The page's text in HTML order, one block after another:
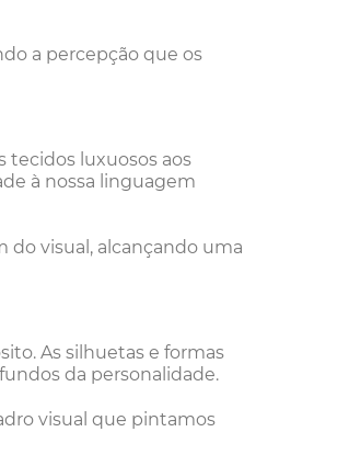
a percepção que os
tecidos luxuosos aos
à nossa linguagem
do visual, alcançando uma
As silhuetas e formas
da personalidade.
visual que pintamos